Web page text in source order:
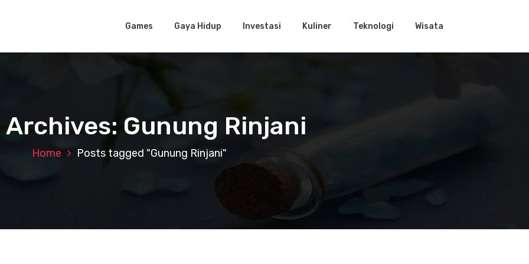
Games Gaya Hidup Investasi Kuliner Teknologi Wisata
Archives: Gunung Rinjani
Home Posts tagged "Gunung Rinjani"